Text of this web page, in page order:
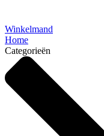
Winkelmand
Home
Categorieën